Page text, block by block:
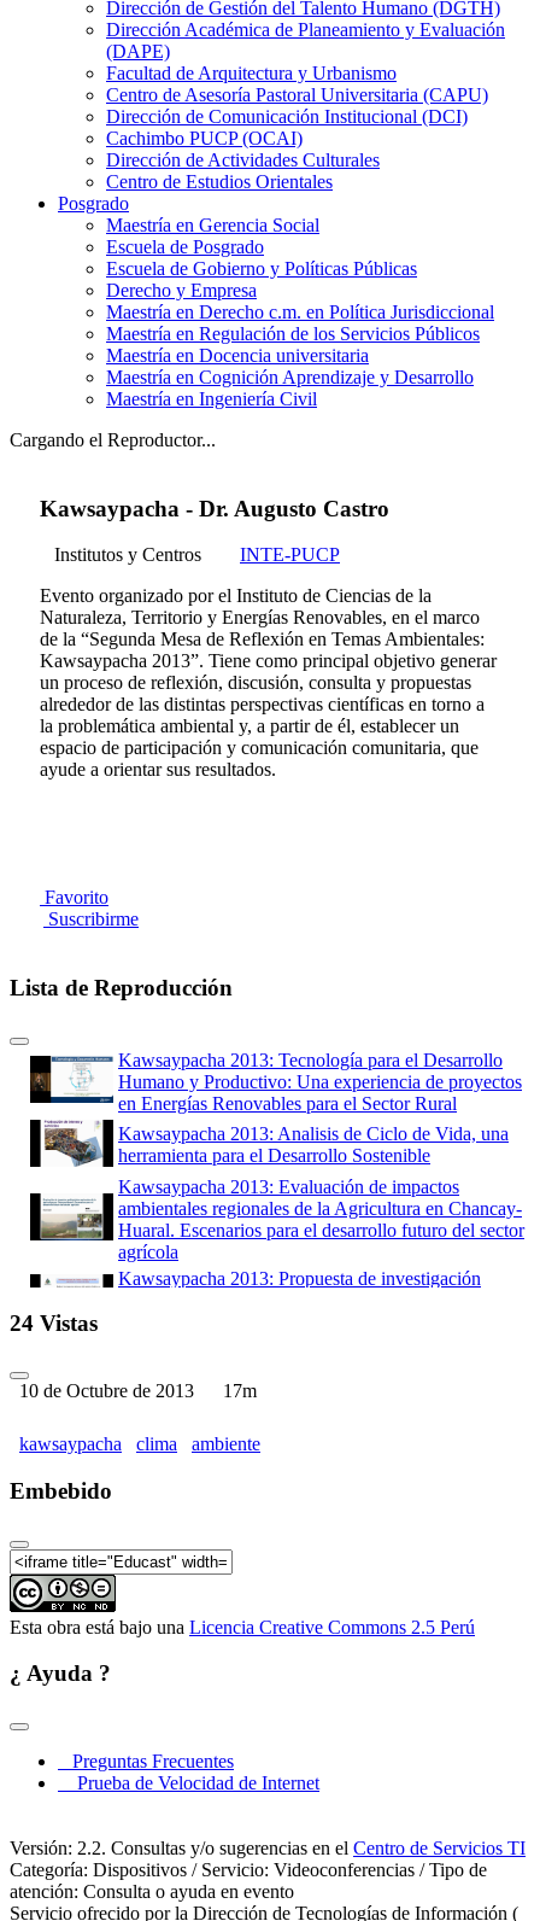
Dirección de Gestión del Talento Humano (DGTH)
Dirección Académica de Planeamiento y Evaluación
(DAPE)
Facultad de Arquitectura y Urbanismo
Centro de Asesoría Pastoral Universitaria (CAPU)
Dirección de Comunicación Institucional (DCI)
Cachimbo PUCP (OCAI)
Dirección de Actividades Culturales
Centro de Estudios Orientales
Posgrado
Maestría en Gerencia Social
Escuela de Posgrado
Escuela de Gobierno y Políticas Públicas
Derecho y Empresa
Maestría en Derecho c.m. en Política Jurisdiccional
Maestría en Regulación de los Servicios Públicos
Maestría en Docencia universitaria
Maestría en Cognición Aprendizaje y Desarrollo
Maestría en Ingeniería Civil
Cargando el Reproductor...
Kawsaypacha - Dr. Augusto Castro
Institutos y Centros
INTE-PUCP
Evento organizado por el Instituto de Ciencias de la
Naturaleza, Territorio y Energías Renovables, en el marco
de la “Segunda Mesa de Reflexión en Temas Ambientales:
Kawsaypacha 2013”. Tiene como principal objetivo generar
un proceso de reflexión, discusión, consulta y propuestas
alrededor de las distintas perspectivas científicas en torno a
la problemática ambiental y, a partir de él, establecer un
espacio de participación y comunicación comunitaria, que
ayude a orientar sus resultados.
Favorito
Suscribirme
Lista de Reproducción
Kawsaypacha 2013: Tecnología para el Desarrollo
Humano y Productivo: Una experiencia de proyectos
en Energías Renovables para el Sector Rural
Kawsaypacha 2013: Analisis de Ciclo de Vida, una
herramienta para el Desarrollo Sostenible
Kawsaypacha 2013: Evaluación de impactos
ambientales regionales de la Agricultura en Chancay-
Huaral. Escenarios para el desarrollo futuro del sector
agrícola
Kawsaypacha 2013: Propuesta de investigación
from the United States
detectar las diferentes dimensiones de la
agua y su potencial de riesgo en el marco del cambio
climático
bosques nublados del sur del Perú (Dpto. Cusco)
Kawsaypacha 2013: Nanoparticulas metálicas y sus
aplicaciones
interoceánica sobre la diversidad, distribución y
abundancia de flebotominos vectores de
Leishmaniasis en el Sur del Perú
24 Vistas
10 de Octubre de 2013 17m
kawsaypacha clima ambiente
Embebido
Esta obra está bajo una Licencia Creative Commons 2.5 Perú
¿ Ayuda ?
Preguntas Frecuentes
Prueba de Velocidad de Internet
Versión: 2.2. Consultas y/o sugerencias en el Centro de Servicios TI
Categoría: Dispositivos / Servicio: Videoconferencias / Tipo de
atención: Consulta o ayuda en evento
Servicio ofrecido por la Dirección de Tecnologías de Información (